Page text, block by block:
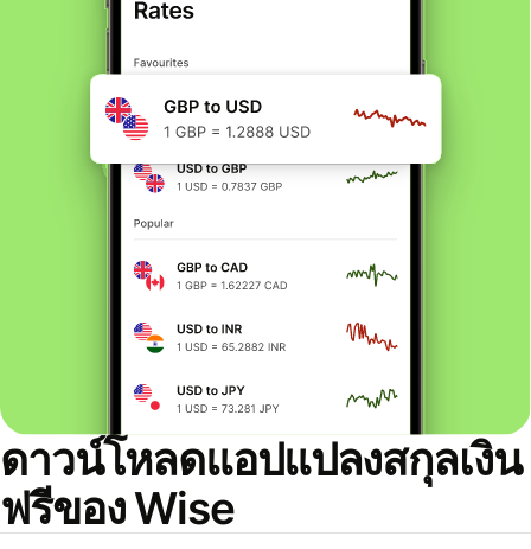
ดาวน์โหลดแอปแปลงสกุลเงิน
ฟรีของ Wise